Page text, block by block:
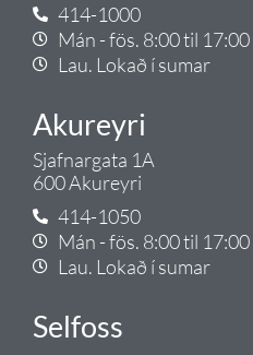
414-1000
Mán - fös. 8:00 til 17:00
Lau. Lokað í sumar
Akureyri
Sjafnargata 1A
600 Akureyri
414-1050
Mán - fös. 8:00 til 17:00
Lau. Lokað í sumar
Selfoss